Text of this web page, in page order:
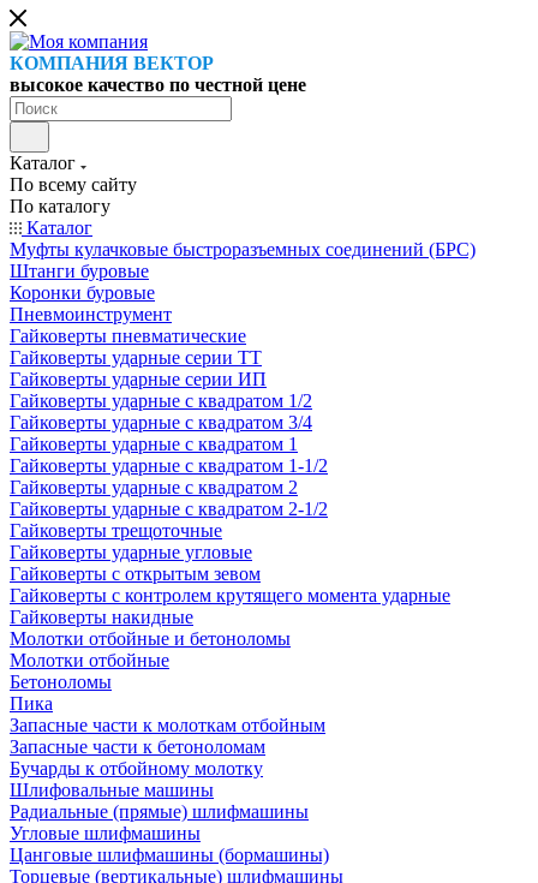
КОМПАНИЯ ВЕКТОР
высокое качество по честной цене
Каталог
По всему сайту
По каталогу
Каталог
Муфты кулачковые быстроразъемных соединений (БРС)
Штанги буровые
Коронки буровые
Пневмоинструмент
Гайковерты пневматические
Гайковерты ударные серии ТТ
Гайковерты ударные серии ИП
Гайковерты ударные с квадратом 1/2
Гайковерты ударные с квадратом 3/4
Гайковерты ударные с квадратом 1
Гайковерты ударные с квадратом 1-1/2
Гайковерты ударные с квадратом 2
Гайковерты ударные с квадратом 2-1/2
Гайковерты трещоточные
Гайковерты ударные угловые
Гайковерты с открытым зевом
Гайковерты с контролем крутящего момента ударные
Гайковерты накидные
Молотки отбойные и бетоноломы
Молотки отбойные
Бетоноломы
Пика
Запасные части к молоткам отбойным
Запасные части к бетоноломам
Бучарды к отбойному молотку
Шлифовальные машины
Радиальные (прямые) шлифмашины
Угловые шлифмашины
Цанговые шлифмашины (бормашины)
Торцевые (вертикальные) шлифмашины